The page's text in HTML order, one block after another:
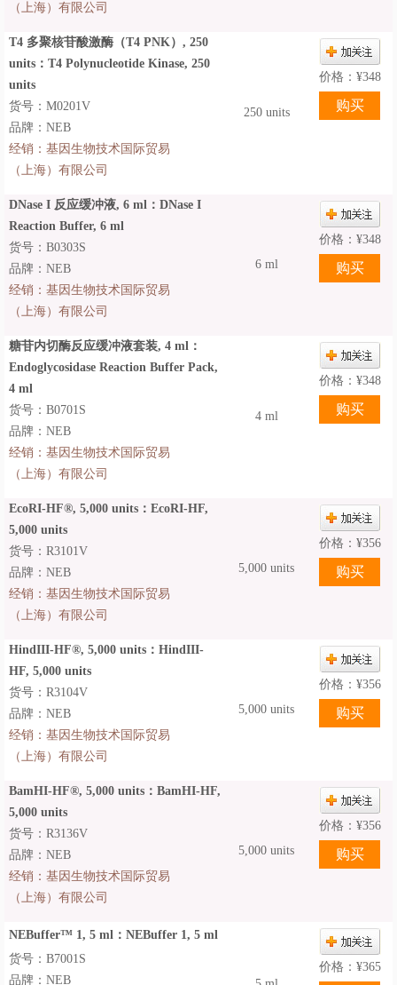
（上海）有限公司
T4 多聚核苷酸激酶（T4 PNK）, 250
units：T4 Polynucleotide Kinase, 250
units
250 units
价格： ¥348
货号：M0201V
品牌：NEB
经销： 基因生物技术国际贸易
（上海）有限公司
DNase I 反应缓冲液, 6 ml：DNase I
Reaction Buffer, 6 ml
6 ml
价格： ¥348
货号：B0303S
品牌：NEB
经销： 基因生物技术国际贸易
（上海）有限公司
糖苷内切酶反应缓冲液套装, 4 ml：
Endoglycosidase Reaction Buffer Pack,
4 ml
4 ml
价格： ¥348
货号：B0701S
品牌：NEB
经销： 基因生物技术国际贸易
（上海）有限公司
EcoRI-HF®, 5,000 units：EcoRI-HF,
5,000 units
5,000 units
价格： ¥356
货号：R3101V
品牌：NEB
经销： 基因生物技术国际贸易
（上海）有限公司
HindIII-HF®, 5,000 units：HindIII-
HF, 5,000 units
5,000 units
价格： ¥356
货号：R3104V
品牌：NEB
经销： 基因生物技术国际贸易
（上海）有限公司
BamHI-HF®, 5,000 units：BamHI-HF,
5,000 units
5,000 units
价格： ¥356
货号：R3136V
品牌：NEB
经销： 基因生物技术国际贸易
（上海）有限公司
NEBuffer™ 1, 5 ml：NEBuffer 1, 5 ml
价格： ¥365
货号：B7001S
品牌：NEB